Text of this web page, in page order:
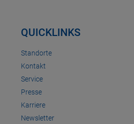
QUICKLINKS
Standorte
Kontakt
Service
Presse
Karriere
Newsletter